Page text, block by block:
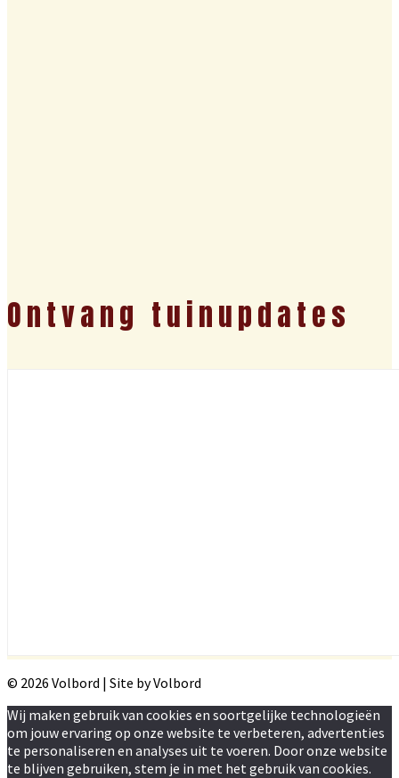
Ontvang tuinupdates
© 2026 Volbord | Site by Volbord
Wij maken gebruik van cookies en soortgelijke technologieën
om jouw ervaring op onze website te verbeteren, advertenties
te personaliseren en analyses uit te voeren. Door onze website
te blijven gebruiken, stem je in met het gebruik van cookies.